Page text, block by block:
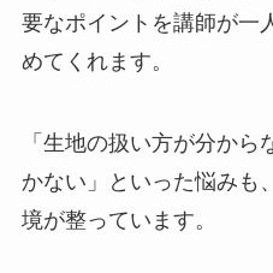
要なポイントを講師が一
めてくれます。
「生地の扱い方が分か
かない」といった悩みも
境が整っています。